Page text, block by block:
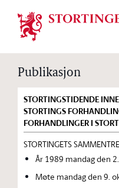
Publikasjon
STORTINGSTIDENDE
STORTINGS
FORHANDLINGER I
STORTINGETS
År 1989 mandag den
Møte mandag den 9.